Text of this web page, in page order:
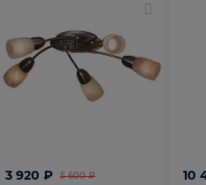
5 600 ₽
3 920 ₽ 10